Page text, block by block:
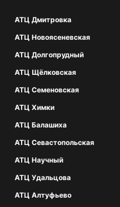
АТЦ Дмитровка
АТЦ Новоясеневская
АТЦ Долгопрудный
АТЦ Щёлковская
АТЦ Семеновская
АТЦ Химки
АТЦ Балашиха
АТЦ Севастопольская
АТЦ Научный
АТЦ Удальцова
АТЦ Алтуфьево